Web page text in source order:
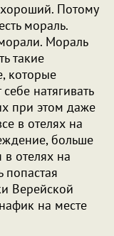
Потому
мораль.
Мораль
такие
которые
натягивать
при этом даже
в отелях на
больше
в отелях на
попастая
Верейской
на месте